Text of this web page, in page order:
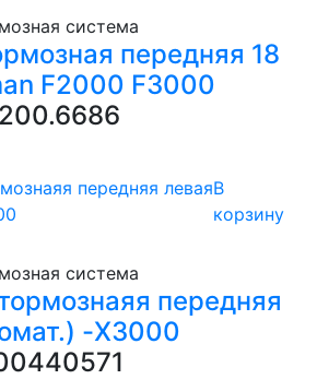
система
передняя 18
F2000 F3000
В
корзину
система
передняя
-X3000